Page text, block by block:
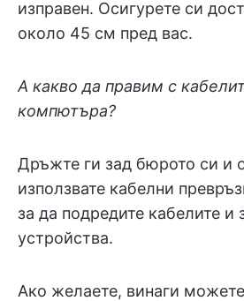
изправен. Осигурете си
около 45 см пред вас.
А какво да правим с
компютъра?
Дръжте ги зад бюрото си и
използвате кабелни
за да подредите кабелите и
устройства.
Ако желаете, винаги